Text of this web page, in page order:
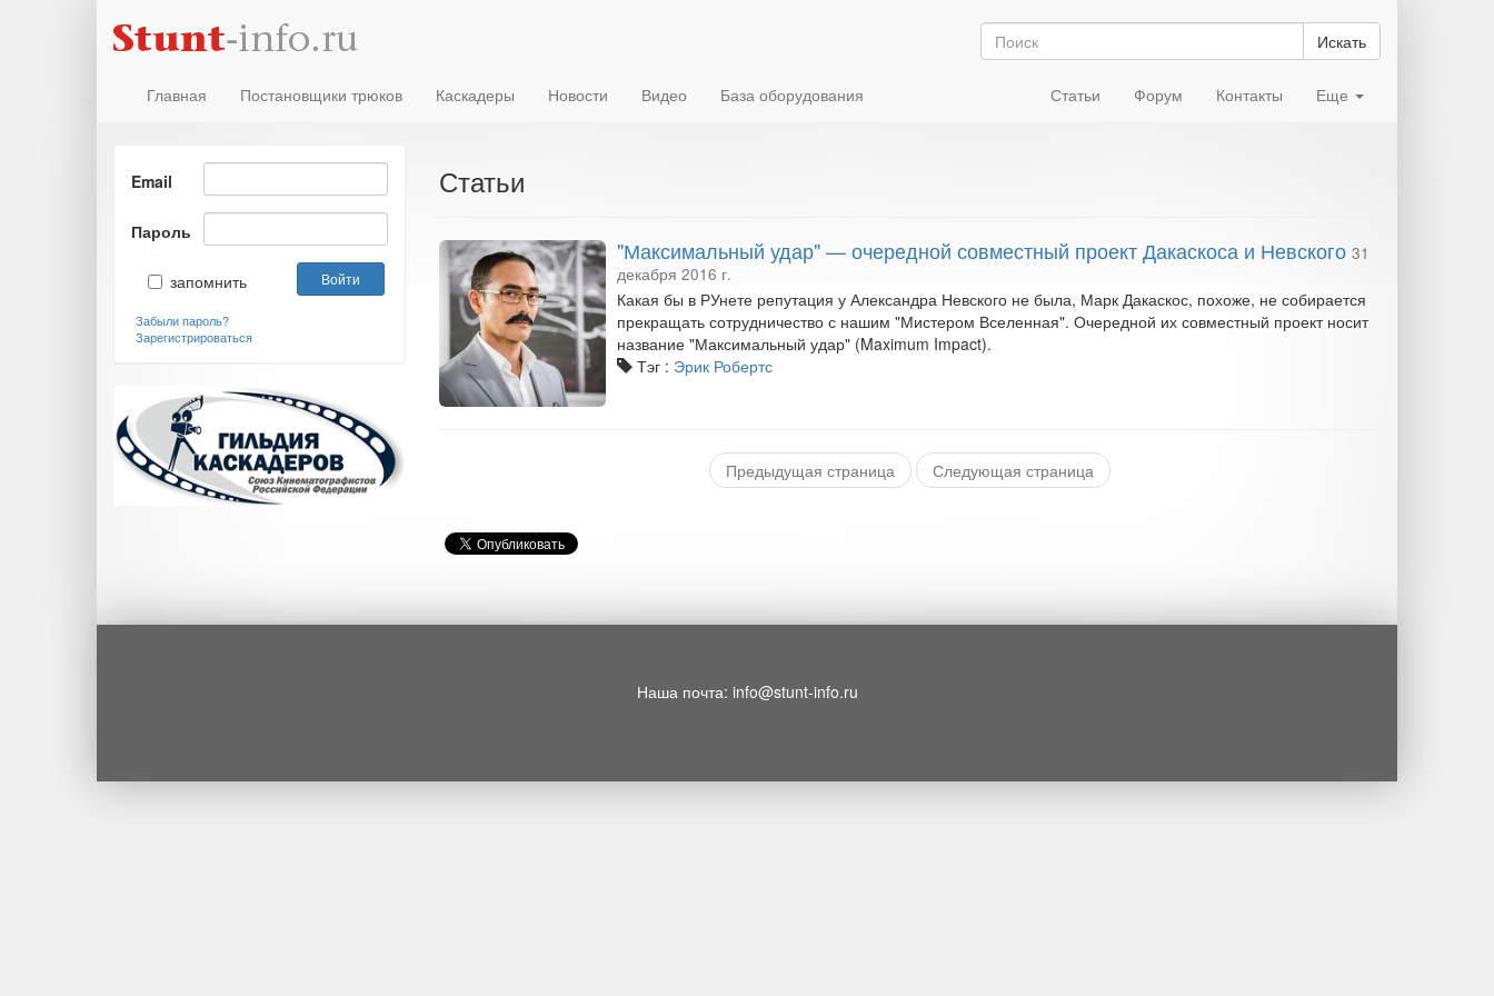
Искать
Главная Постановщики трюков Каскадеры Новости Видео База оборудования Статьи Форум Контакты Еще
Email
Пароль
запомнить
Забыли пароль?
Зарегистрироваться
Статьи
"Максимальный удар" — очередной совместный проект Дакаскоса и Невского 31
декабря 2016 г.
Какая бы в РУнете репутация у Александра Невского не была, Марк Дакаскос, похоже, не собирается
прекращать сотрудничество с нашим "Мистером Вселенная". Очередной их совместный проект носит
название "Максимальный удар" (Maximum Impact).
Тэг : Эрик Робертс
Предыдущая страница Следующая страница
Наша почта: info@stunt-info.ru